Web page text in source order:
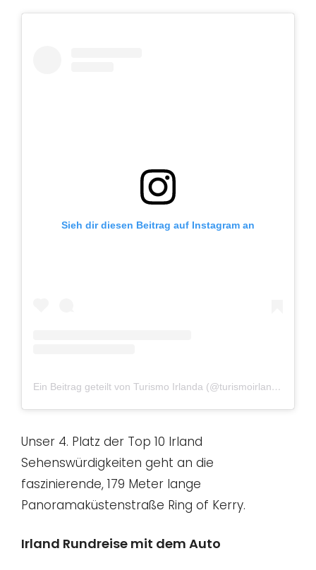
Sieh dir diesen Beitrag auf Instagram an
Ein Beitrag geteilt von Turismo Irlanda (@turismoirlanda)
Unser 4. Platz der Top 10 Irland
Sehenswürdigkeiten geht an die
faszinierende, 179 Meter lange
Panoramaküstenstraße Ring of Kerry.
Irland Rundreise mit dem Auto